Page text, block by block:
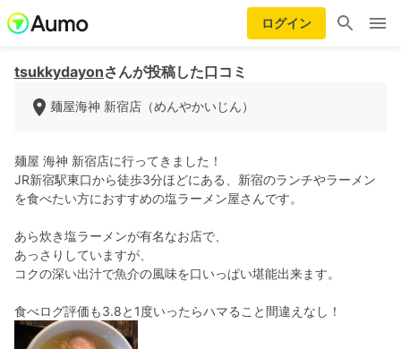
ログイン
tsukkydayonさんが投稿した口コミ
麺屋海神 新宿店（めんやかいじん）
麺屋 海神 新宿店に行ってきました！
JR新宿駅東口から徒歩3分ほどにある、新宿のランチやラーメン
を食べたい方におすすめの塩ラーメン屋さんです。
あら炊き塩ラーメンが有名なお店で、
あっさりしていますが、
コクの深い出汁で魚介の風味を口いっぱい堪能出来ます。
食べログ評価も3.8と1度いったらハマること間違えなし！